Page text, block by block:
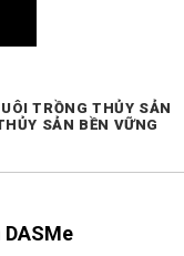
TRỒNG THỦY SẢN
SẢN BỀN VỮNG